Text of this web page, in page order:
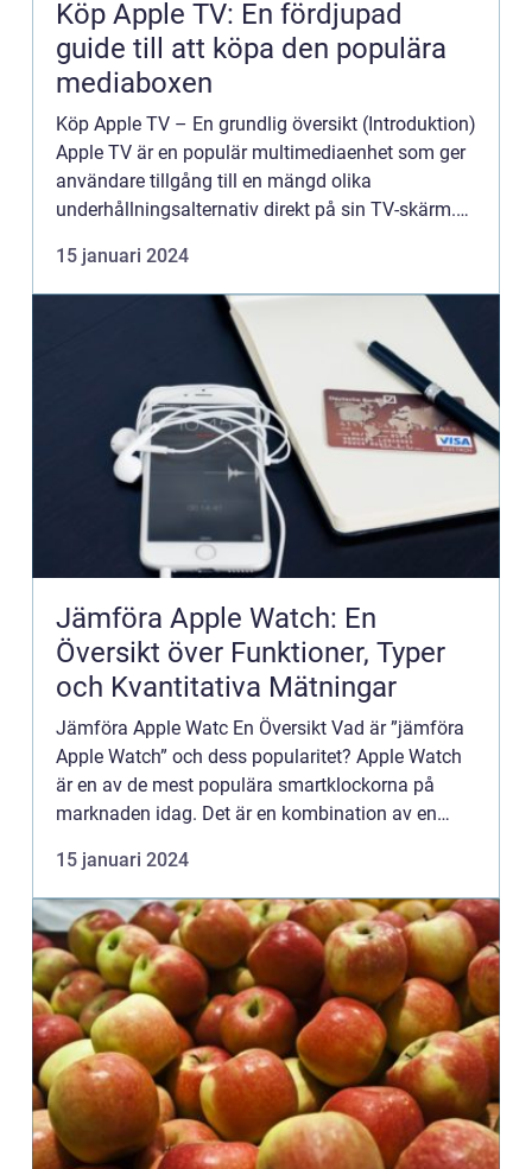
Köp Apple TV: En fördjupad
guide till att köpa den populära
mediaboxen
Köp Apple TV – En grundlig översikt (Introduktion)
Apple TV är en populär multimediaenhet som ger
användare tillgång till en mängd olika
underhållningsalternativ direkt på sin TV-skärm.
smidig lösning...
15 januari 2024
Jämföra Apple Watch: En
Översikt över Funktioner, Typer
och Kvantitativa Mätningar
Jämföra Apple Watc En Översikt Vad är ”jämföra
Apple Watch” och dess popularitet? Apple Watch
är en av de mest populära smartklockorna på
marknaden idag. Det är en kombination av en
erbjuder ett...
15 januari 2024